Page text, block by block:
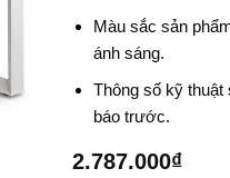
Màu sắc sản
ánh sáng.
Thông số kỹ thuật
báo trước.
2.787.000₫